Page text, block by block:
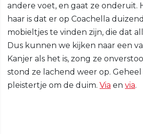
andere voet, en gaat ze onderuit.
haar is dat er op Coachella
mobieltjes te vinden zijn, die dat
Dus kunnen we kijken naar een
Kanjer als het is, zong ze
stond ze lachend weer op.
pleistertje om de duim. Via en via.